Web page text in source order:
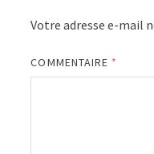
Votre adresse e-mail
COMMENTAIRE *